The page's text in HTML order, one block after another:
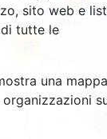
sito web e
tutte le
una